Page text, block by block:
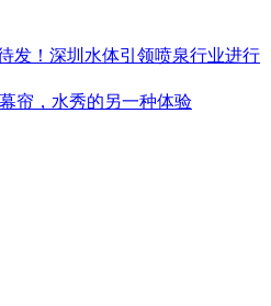
发！深圳水体引领喷泉行业进行
帘，水秀的另一种体验